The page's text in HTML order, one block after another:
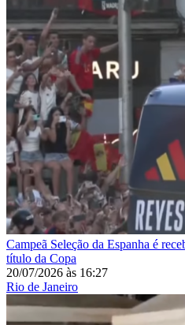
Campeã Seleção da Espanha é
título da Copa
20/07/2026 às 16:27
Rio de Janeiro